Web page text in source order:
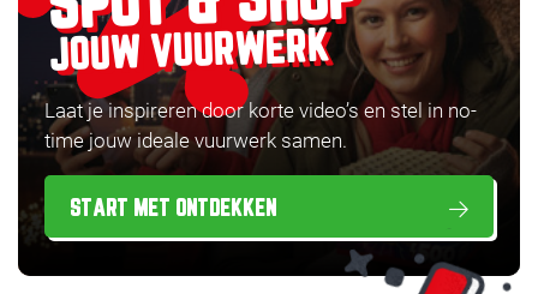
JOUW VUURWERK
Laat je inspireren door korte video’s en stel in no-
time jouw ideale vuurwerk samen.
START MET ONTDEKKEN